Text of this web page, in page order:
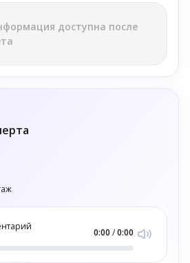
доступна после
0:00 /0:00